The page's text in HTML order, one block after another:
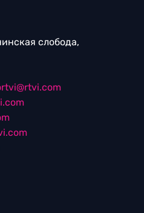
слобода,